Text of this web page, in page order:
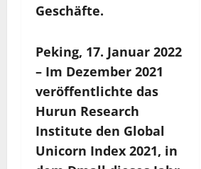
Geschäfte.
Peking, 17. Januar 2022
– Im Dezember 2021
veröffentlichte das
Hurun Research
Institute den Global
Unicorn Index 2021, in